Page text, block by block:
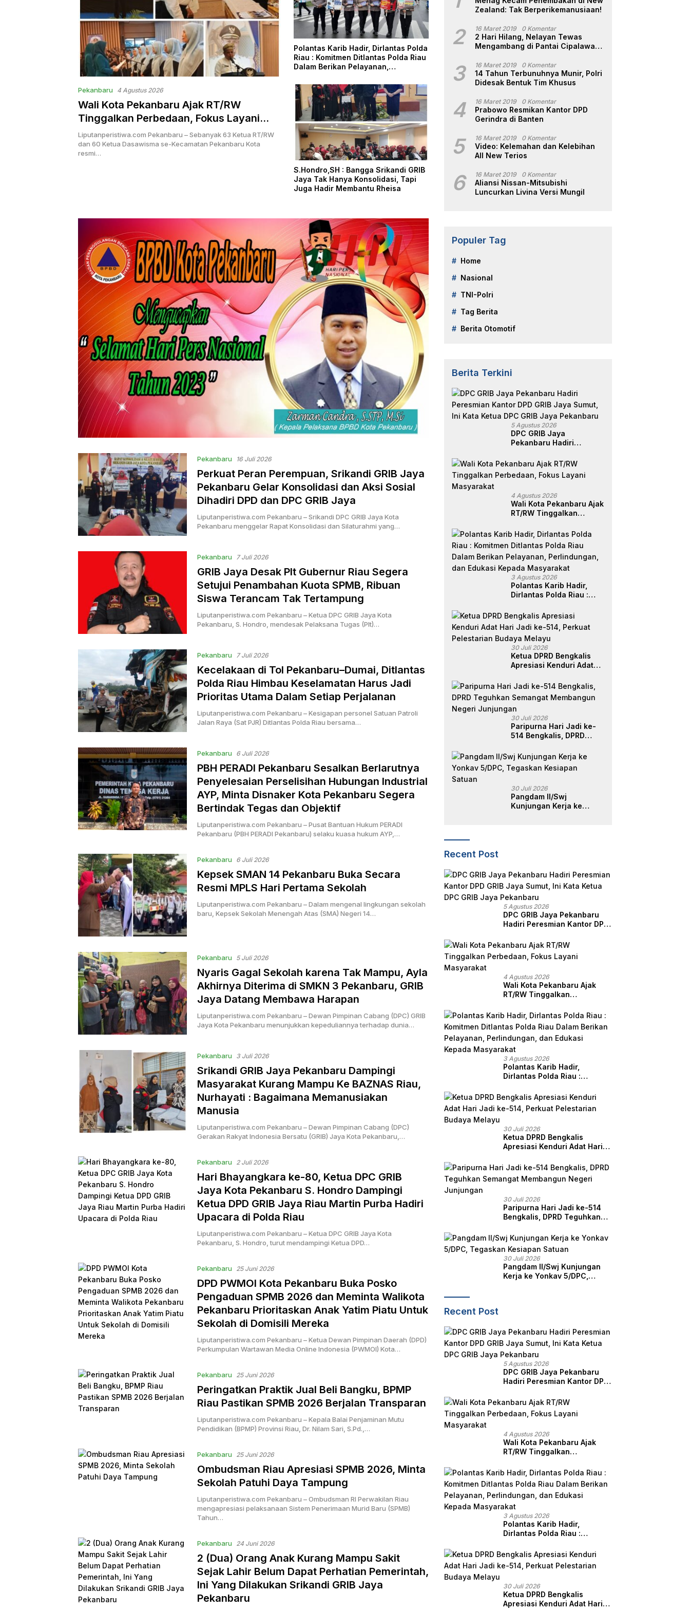
Pekanbaru 4 Agustus 2026
Wali Kota Pekanbaru Ajak RT/RW
Tinggalkan Perbedaan, Fokus Layani
Masyarakat
Liputanperistiwa.com Pekanbaru – Sebanyak 63 Ketua RT/RW
dan 60 Ketua Dasawisma se-Kecamatan Pekanbaru Kota
resmi…
Polantas Karib Hadir, Dirlantas Polda
Riau : Komitmen Ditlantas Polda Riau
Dalam Berikan Pelayanan,
Masyarakat
S.Hondro,SH : Bangga Srikandi GRIB
Jaya Tak Hanya Konsolidasi, Tapi
Juga Hadir Membantu Rheisa
Pekanbaru 16 Juli 2026
Perkuat Peran Perempuan, Srikandi GRIB Jaya
Pekanbaru Gelar Konsolidasi dan Aksi Sosial
Dihadiri DPD dan DPC GRIB Jaya
Liputanperistiwa.com Pekanbaru – Srikandi DPC GRIB Jaya Kota
Pekanbaru menggelar Rapat Konsolidasi dan Silaturahmi yang…
Pekanbaru 7 Juli 2026
GRIB Jaya Desak Plt Gubernur Riau Segera
Setujui Penambahan Kuota SPMB, Ribuan
Siswa Terancam Tak Tertampung
Liputanperistiwa.com Pekanbaru – Ketua DPC GRIB Jaya Kota
Pekanbaru, S. Hondro, mendesak Pelaksana Tugas (Plt)…
Pekanbaru 7 Juli 2026
Kecelakaan di Tol Pekanbaru–Dumai, Ditlantas
Polda Riau Himbau Keselamatan Harus Jadi
Prioritas Utama Dalam Setiap Perjalanan
Liputanperistiwa.com Pekanbaru – Kesigapan personel Satuan Patroli
Jalan Raya (Sat PJR) Ditlantas Polda Riau bersama…
Pekanbaru 6 Juli 2026
PBH PERADI Pekanbaru Sesalkan Berlarutnya
Penyelesaian Perselisihan Hubungan Industrial
AYP, Minta Disnaker Kota Pekanbaru Segera
Bertindak Tegas dan Objektif
Liputanperistiwa.com Pekanbaru – Pusat Bantuan Hukum PERADI
Pekanbaru (PBH PERADI Pekanbaru) selaku kuasa hukum AYP,…
Pekanbaru 6 Juli 2026
Kepsek SMAN 14 Pekanbaru Buka Secara
Resmi MPLS Hari Pertama Sekolah
Liputanperistiwa.com Pekanbaru – Dalam mengenal lingkungan sekolah
baru, Kepsek Sekolah Menengah Atas (SMA) Negeri 14…
Pekanbaru 5 Juli 2026
Nyaris Gagal Sekolah karena Tak Mampu, Ayla
Akhirnya Diterima di SMKN 3 Pekanbaru, GRIB
Jaya Datang Membawa Harapan
Liputanperistiwa.com Pekanbaru – Dewan Pimpinan Cabang (DPC) GRIB
Jaya Kota Pekanbaru menunjukkan kepeduliannya terhadap dunia…
Pekanbaru 3 Juli 2026
Srikandi GRIB Jaya Pekanbaru Dampingi
Masyarakat Kurang Mampu Ke BAZNAS Riau,
Nurhayati : Bagaimana Memanusiakan
Manusia
Liputanperistiwa.com Pekanbaru – Dewan Pimpinan Cabang (DPC)
Gerakan Rakyat Indonesia Bersatu (GRIB) Jaya Kota Pekanbaru,…
Pekanbaru 2 Juli 2026
Hari Bhayangkara ke-80, Ketua DPC GRIB
Jaya Kota Pekanbaru S. Hondro Dampingi
Ketua DPD GRIB Jaya Riau Martin Purba Hadiri
Upacara di Polda Riau
Liputanperistiwa.com Pekanbaru – Ketua DPC GRIB Jaya Kota
Pekanbaru, S. Hondro, turut mendampingi Ketua DPD…
Pekanbaru 25 Juni 2026
DPD PWMOI Kota Pekanbaru Buka Posko
Pengaduan SPMB 2026 dan Meminta Walikota
Pekanbaru Prioritaskan Anak Yatim Piatu Untuk
Sekolah di Domisili Mereka
Liputanperistiwa.com Pekanbaru – Ketua Dewan Pimpinan Daerah (DPD)
Perkumpulan Wartawan Media Online Indonesia (PWMOI) Kota…
Pekanbaru 25 Juni 2026
Peringatkan Praktik Jual Beli Bangku, BPMP
Riau Pastikan SPMB 2026 Berjalan Transparan
Liputanperistiwa.com Pekanbaru – Kepala Balai Penjaminan Mutu
Pendidikan (BPMP) Provinsi Riau, Dr. Nilam Sari, S.Pd.,…
Pekanbaru 25 Juni 2026
Ombudsman Riau Apresiasi SPMB 2026, Minta
Sekolah Patuhi Daya Tampung
Liputanperistiwa.com Pekanbaru – Ombudsman RI Perwakilan Riau
mengapresiasi pelaksanaan Sistem Penerimaan Murid Baru (SPMB)
Tahun…
Pekanbaru 24 Juni 2026
2 (Dua) Orang Anak Kurang Mampu Sakit
Sejak Lahir Belum Dapat Perhatian Pemerintah,
Ini Yang Dilakukan Srikandi GRIB Jaya
Pekanbaru
Zealand: Tak Berperikemanusiaan!
2 16 Maret 2019 0 Komentar
2 Hari Hilang, Nelayan Tewas
Mengambang di Pantai Cipalawah
3 16 Maret 2019 0 Komentar
14 Tahun Terbunuhnya Munir, Polri
Didesak Bentuk Tim Khusus
4 16 Maret 2019 0 Komentar
Prabowo Resmikan Kantor DPD
Gerindra di Banten
5 16 Maret 2019 0 Komentar
Video: Kelemahan dan Kelebihan
All New Terios
6 16 Maret 2019 0 Komentar
Aliansi Nissan-Mitsubishi
Luncurkan Livina Versi Mungil
Populer Tag
Home
Nasional
TNI-Polri
Tag Berita
Berita Otomotif
Berita Terkini
5 Agustus 2026
DPC GRIB Jaya
Pekanbaru Hadiri
GRIB Jaya Sumut, Ini
Kata Ketua DPC GRIB
Jaya Pekanbaru
4 Agustus 2026
Wali Kota Pekanbaru Ajak
RT/RW Tinggalkan
Masyarakat
3 Agustus 2026
Polantas Karib Hadir,
Dirlantas Polda Riau :
Riau Dalam Berikan
Pelayanan,
Perlindungan, dan
Edukasi Kepada
Masyarakat
30 Juli 2026
Ketua DPRD Bengkalis
Apresiasi Kenduri Adat
Pelestarian Budaya
Melayu
30 Juli 2026
Paripurna Hari Jadi ke-
514 Bengkalis, DPRD
Membangun Negeri
Junjungan
30 Juli 2026
Pangdam II/Swj
Kunjungan Kerja ke
Recent Post
5 Agustus 2026
DPC GRIB Jaya Pekanbaru
Hadiri Peresmian Kantor DPD
Ketua DPC GRIB Jaya
Pekanbaru
4 Agustus 2026
Wali Kota Pekanbaru Ajak
RT/RW Tinggalkan
Masyarakat
3 Agustus 2026
Polantas Karib Hadir,
Dirlantas Polda Riau :
Riau Dalam Berikan
Pelayanan, Perlindungan,
dan Edukasi Kepada
30 Juli 2026
Ketua DPRD Bengkalis
Apresiasi Kenduri Adat Hari
Pelestarian Budaya Melayu
30 Juli 2026
Paripurna Hari Jadi ke-514
Bengkalis, DPRD Teguhkan
Negeri Junjungan
30 Juli 2026
Pangdam II/Swj Kunjungan
Kerja ke Yonkav 5/DPC,
Recent Post
5 Agustus 2026
DPC GRIB Jaya Pekanbaru
Hadiri Peresmian Kantor DPD
Ketua DPC GRIB Jaya
Pekanbaru
4 Agustus 2026
Wali Kota Pekanbaru Ajak
RT/RW Tinggalkan
Masyarakat
3 Agustus 2026
Polantas Karib Hadir,
Dirlantas Polda Riau :
Riau Dalam Berikan
Pelayanan, Perlindungan,
dan Edukasi Kepada
30 Juli 2026
Ketua DPRD Bengkalis
Apresiasi Kenduri Adat Hari